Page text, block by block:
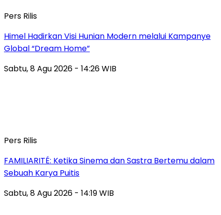
Pers Rilis
Himel Hadirkan Visi Hunian Modern melalui Kampanye
Global “Dream Home”
Sabtu, 8 Agu 2026 - 14:26 WIB
Pers Rilis
FAMILIARITÉ: Ketika Sinema dan Sastra Bertemu dalam
Sebuah Karya Puitis
Sabtu, 8 Agu 2026 - 14:19 WIB